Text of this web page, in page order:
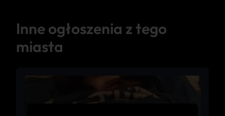
Inne ogłoszenia z tego
miasta